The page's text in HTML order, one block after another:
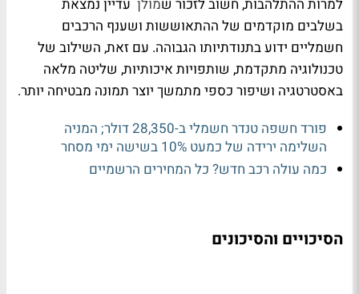
למרות ההתלהבות, חשוב לזכור שמולן עדיין נמצאת
בשלבים מוקדמים של ההתאוששות ושענף הרכבים
חשמליים ידוע בתנודתיותו הגבוהה. עם זאת, השילוב של
טכנולוגיה מתקדמת, שותפויות איכותיות, שליטה מלאה
באסטרטגיה ושיפור כספי מתמשך יוצר תמונה מבטיחה יותר.
פורד חשפה טנדר חשמלי ב-28,350 דולר; המניה
השלימה ירידה של כמעט 10% בשישה ימי מסחר
כמה עולה רכב חדש? כל המחירים הרשמיים
הסיכויים והסיכונים